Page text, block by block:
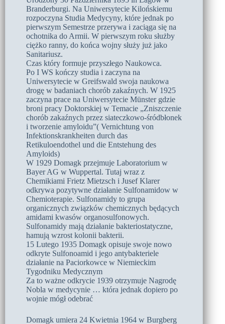
Branderburgi. Na Uniwersytecie Kilońskiemu
rozpoczyna Studia Medycyny, które jednak po
pierwszym Semestrze przerywa i zaciąga się na
ochotnika do Armii. W pierwszym roku służby
ciężko ranny, do końca wojny służy już jako
Sanitariusz.
Czas który formuje przyszłego Naukowca.
Po I WS kończy studia i zaczyna na
Uniwersytecie w Greifswald swoja naukowa
drogę w badaniach chorób zakaźnych. W 1925
zaczyna prace na Uniwersytecie Münster gdzie
broni pracy Doktorskiej w Temacie „Zniszczenie
chorób zakaźnych przez siateczkowo-śródbłonek
i tworzenie amyloidu”( Vernichtung von
Infektionskrankheiten durch das
Retikuloendothel und die Entstehung des
Amyloids)
W 1929 Domagk przejmuje Laboratorium w
Bayer AG w Wuppertal. Tutaj wraz z
Chemikiami Frietz Mietzsch i Jusef Klarer
odkrywa pozytywne działanie Sulfonamidow w
Chemioterapie. Sulfonamidy to grupa
organicznych związków chemicznych będących
amidami kwasów organosulfonowych.
Sulfonamidy mają działanie bakteriostatyczne,
hamują wzrost kolonii bakterii.
15 Lutego 1935 Domagk opisuje swoje nowo
odkryte Sulfonoamid i jego antybakteriele
działanie na Paciorkowce w Niemieckim
Tygodniku Medycznym
Za to ważne odkrycie 1939 otrzymuje Nagrodę
Nobla w medycynie … która jednak dopiero po
wojnie mógł odebrać
Domagk umiera 24 Kwietnia 1964 w Burgberg